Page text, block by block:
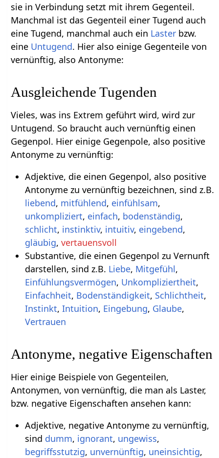
sie in Verbindung setzt mit ihrem Gegenteil.
Manchmal ist das Gegenteil einer Tugend auch
eine Tugend, manchmal auch ein Laster bzw.
eine Untugend. Hier also einige Gegenteile von
vernünftig, also Antonyme:
Ausgleichende Tugenden
Vieles, was ins Extrem geführt wird, wird zur
Untugend. So braucht auch vernünftig einen
Gegenpol. Hier einige Gegenpole, also positive
Antonyme zu vernünftig:
Adjektive, die einen Gegenpol, also positive
Antonyme zu vernünftig bezeichnen, sind z.B.
liebend, mitfühlend, einfühlsam,
unkompliziert, einfach, bodenständig,
schlicht, instinktiv, intuitiv, eingebend,
gläubig, vertauensvoll
Substantive, die einen Gegenpol zu Vernunft
darstellen, sind z.B. Liebe, Mitgefühl,
Einfühlungsvermögen, Unkompliziertheit,
Einfachheit, Bodenständigkeit, Schlichtheit,
Instinkt, Intuition, Eingebung, Glaube,
Vertrauen
Antonyme, negative Eigenschaften
Hier einige Beispiele von Gegenteilen,
Antonymen, von vernünftig, die man als Laster,
bzw. negative Eigenschaften ansehen kann:
Adjektive, negative Antonyme zu vernünftig,
sind dumm, ignorant, ungewiss,
begriffsstutzig, unvernünftig, uneinsichtig,